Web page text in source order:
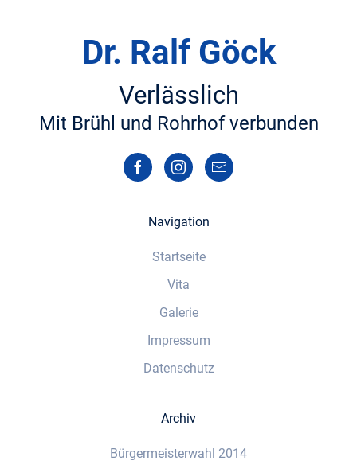
Dr. Ralf Göck
Verlässlich
Mit Brühl und Rohrhof verbunden
Navigation
Startseite
Vita
Galerie
Impressum
Datenschutz
Archiv
Bürgermeisterwahl 2014